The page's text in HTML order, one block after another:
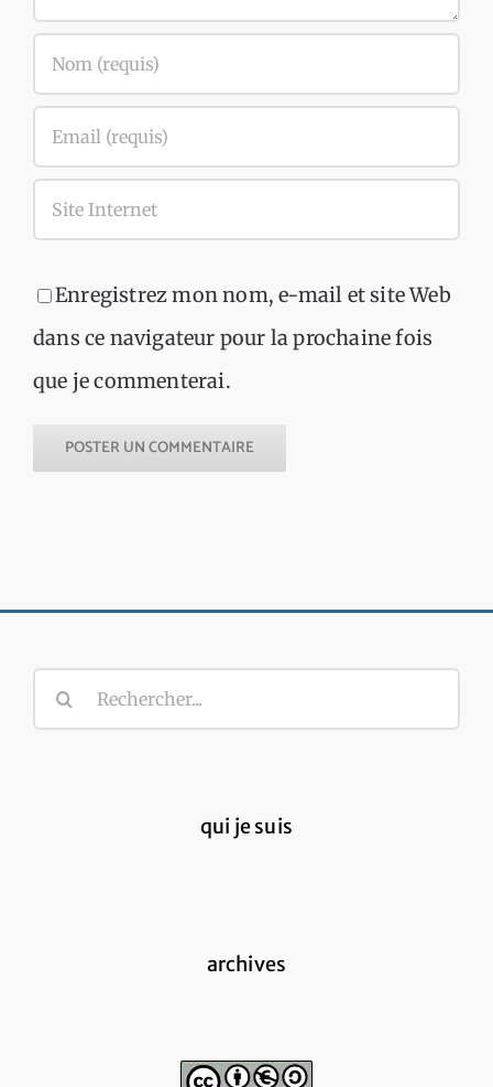
Enregistrez mon nom, e-mail et site Web
dans ce navigateur pour la prochaine fois
que je commenterai.
Rechercher:
qui je suis
archives